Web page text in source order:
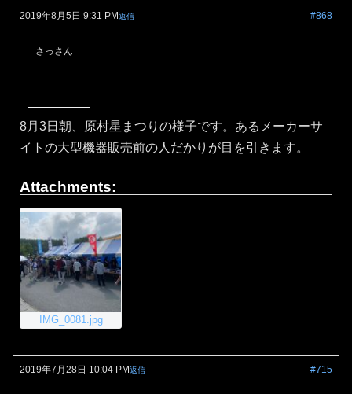
2019年8月5日 9:31 PM #868
返信
さっさん
8月3日朝、原村星まつりの様子です。あるメーカーサ
イトの大型機器販売前の人だかりが目を引きます。
Attachments:
IMG_0081.jpg
2019年7月28日 10:04 PM #715
返信